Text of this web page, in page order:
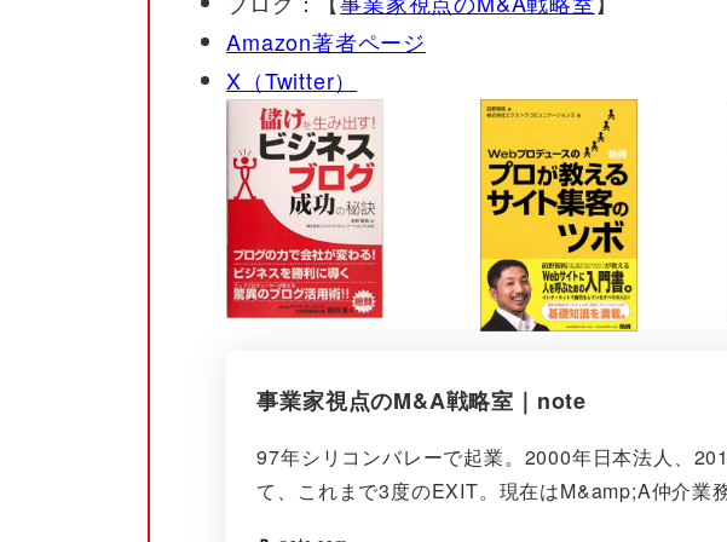
Amazon著者ページ
X（Twitter）
事業家視点のM&A戦略室｜note
97年シリコンバレーで起業。2000年日本法人、
て、これまで3度のEXIT。現在はM&amp;A仲介